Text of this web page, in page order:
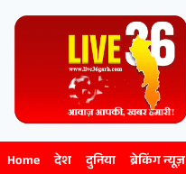
Home देश दुनिया ब्रेकिंग न्यूज़